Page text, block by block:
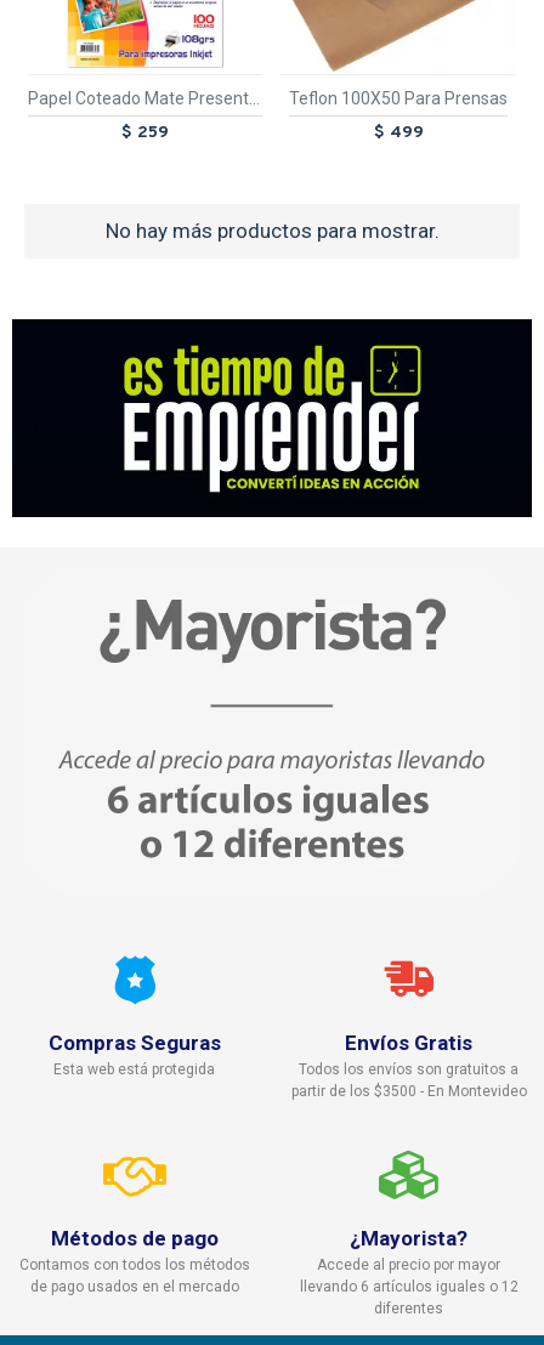
Papel Coteado Mate Presentacion A4 100 Hojas
$ 259
Teflon 100X50 Para Prensas
$ 499
No hay más productos para mostrar.
Compras Seguras
Esta web está protegida
Envíos Gratis
Todos los envíos son gratuitos a
partir de los $3500 - En Montevideo
Métodos de pago
Contamos con todos los métodos
de pago usados en el mercado
¿Mayorista?
Accede al precio por mayor
llevando 6 artículos iguales o 12
diferentes